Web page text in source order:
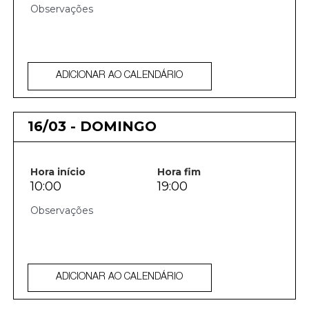
ADICIONAR AO CALENDÁRIO
16/03 - DOMINGO
Hora início Hora fim
10:00 19:00
ADICIONAR AO CALENDÁRIO